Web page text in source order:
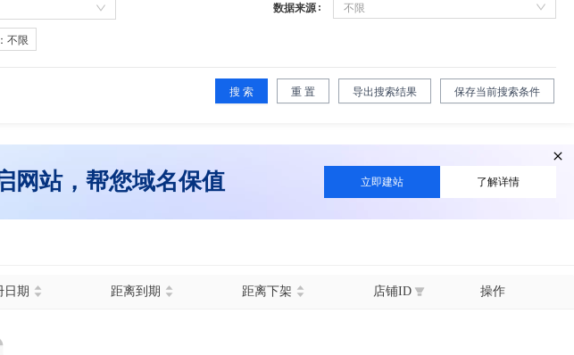
数据来源 不限
不限
搜 索 重 置 导出搜索结果 保存当前搜索条件
网站，帮您域名保值 立即建站 了解详情
日期 距离到期 距离下架 店铺ID 操作